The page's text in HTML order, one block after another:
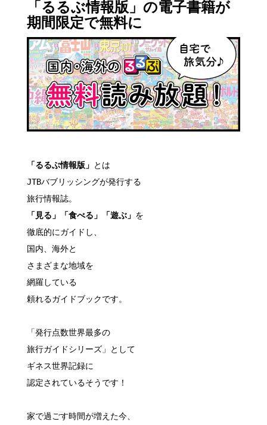
「るるぶ情報版」の電子書籍が
期間限定で無料に
「るるぶ情報版」 とは
JTBバブリッシングが発行する
旅行情報誌。
「見る」「食べる」「遊ぶ」 を
徹底的にガイドし、
国内、海外と
さまざまな地域を
網羅している
頼れるガイドブックです。
「発行点数世界最多の
旅行ガイドシリーズ」として
ギネス世界記録に
認定されているそうです！
家で過ごす時間が増えた今、